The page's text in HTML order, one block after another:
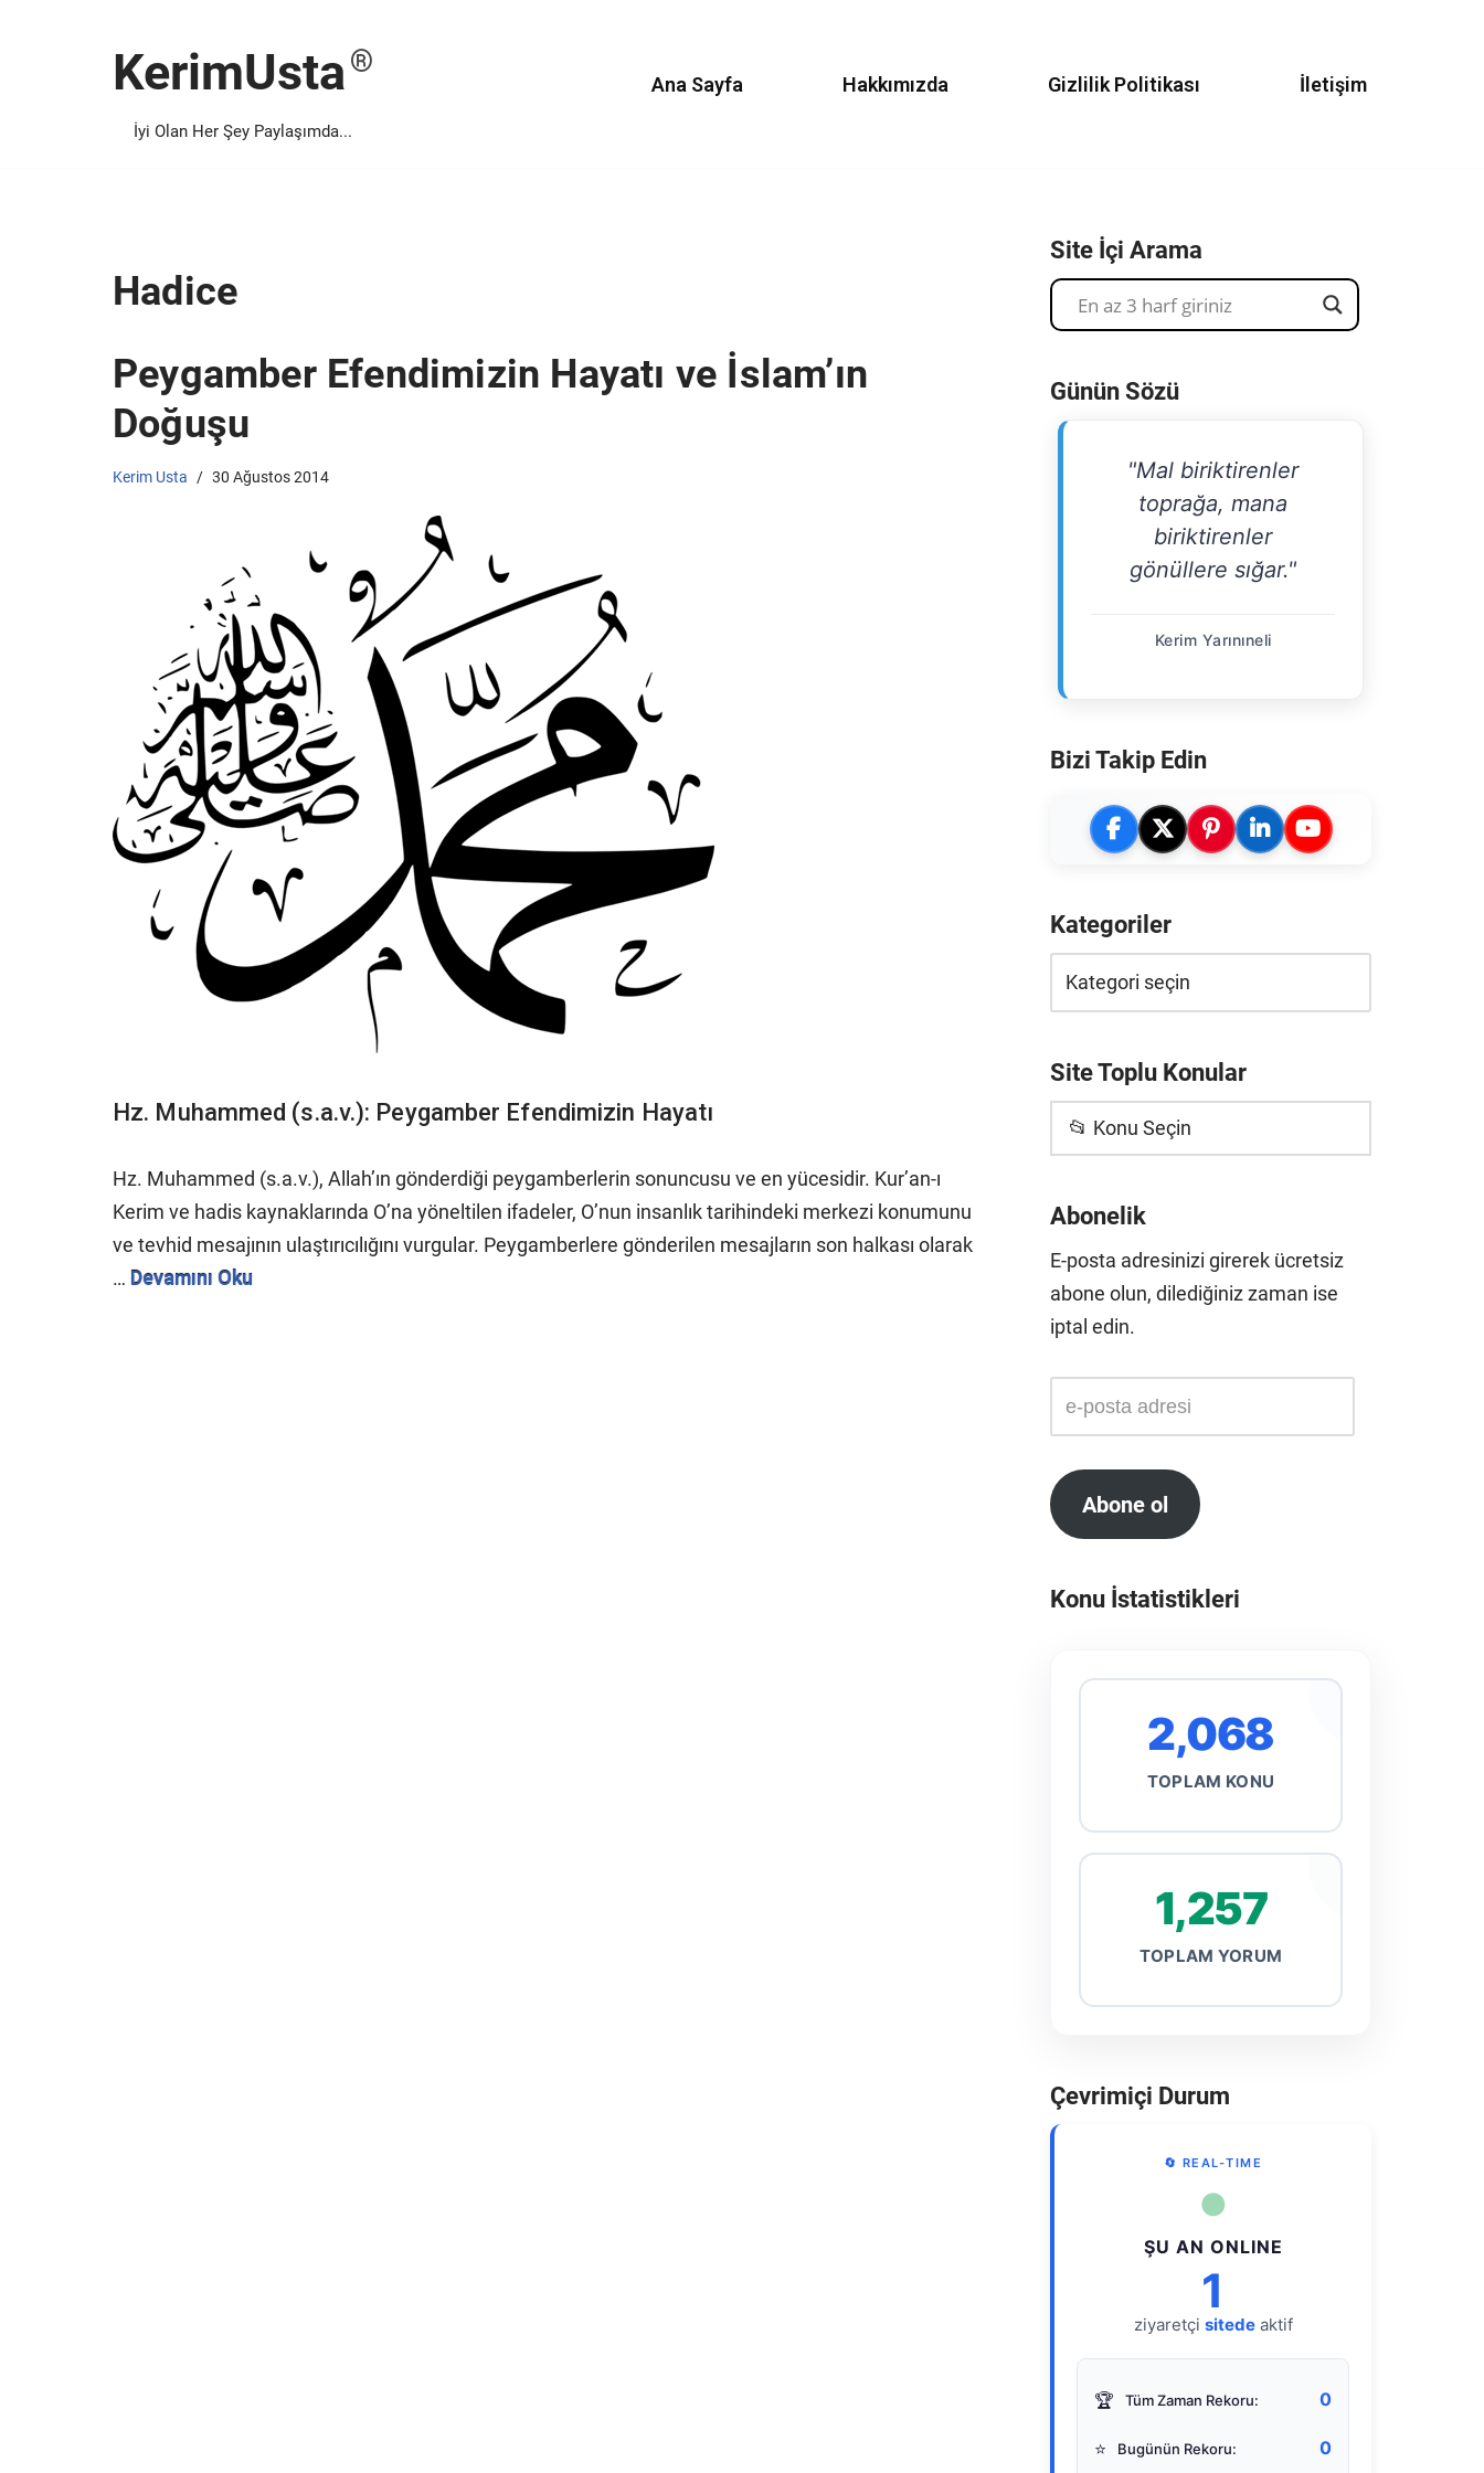
KerimUsta
İyi Olan Her Şey Paylaşımda...
Ana Sayfa Hakkımızda Gizlilik Politikası İletişim
Hadice
Peygamber Efendimizin Hayatı ve İslam’ın
Doğuşu
Kerim Usta 30 Ağustos 2014
Hz. Muhammed (s.a.v.): Peygamber Efendimizin Hayatı
Hz. Muhammed (s.a.v.), Allah’ın gönderdiği peygamberlerin sonuncusu ve en yücesidir. Kur’an-ı
Kerim ve hadis kaynaklarında O’na yöneltilen ifadeler, O’nun insanlık tarihindeki merkezi konumunu
ve tevhid mesajının ulaştırıcılığını vurgular. Peygamberlere gönderilen mesajların son halkası olarak
… Devamını Oku
Site İçi Arama
Günün Sözü
"Mal biriktirenler
toprağa, mana
biriktirenler
gönüllere sığar."
Kerim Yarınıneli
Bizi Takip Edin
Kategoriler
Site Toplu Konular
📂 Konu Seçin
Abonelik
E-posta adresinizi girerek ücretsiz
abone olun, dilediğiniz zaman ise
iptal edin.
Abone ol
Konu İstatistikleri
2,068
TOPLAM KONU
1,257
TOPLAM YORUM
Çevrimiçi Durum
🔄 REAL-TIME
●
ŞU AN ONLINE
1
ziyaretçi sitedeaktif
🏆 Tüm Zaman Rekoru: 0
⭐ Bugünün Rekoru: 0